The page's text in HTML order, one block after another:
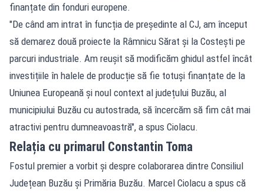
finanțate din fonduri europene.
"De când am intrat în funcția de președinte al CJ, am început
să demarez două proiecte la Râmnicu Sărat și la Costești pe
parcuri industriale. Am reușit să modificăm ghidul astfel încât
investițiile în halele de producție să fie totuși finanțate de la
Uniunea Europeană și noul context al județului Buzău, al
municipiului Buzău cu autostrada, să încercăm să fim cât mai
atractivi pentru dumneavoastră", a spus Ciolacu.
Relația cu primarul Constantin Toma
Fostul premier a vorbit și despre colaborarea dintre Consiliul
Județean Buzău și Primăria Buzău. Marcel Ciolacu a spus că